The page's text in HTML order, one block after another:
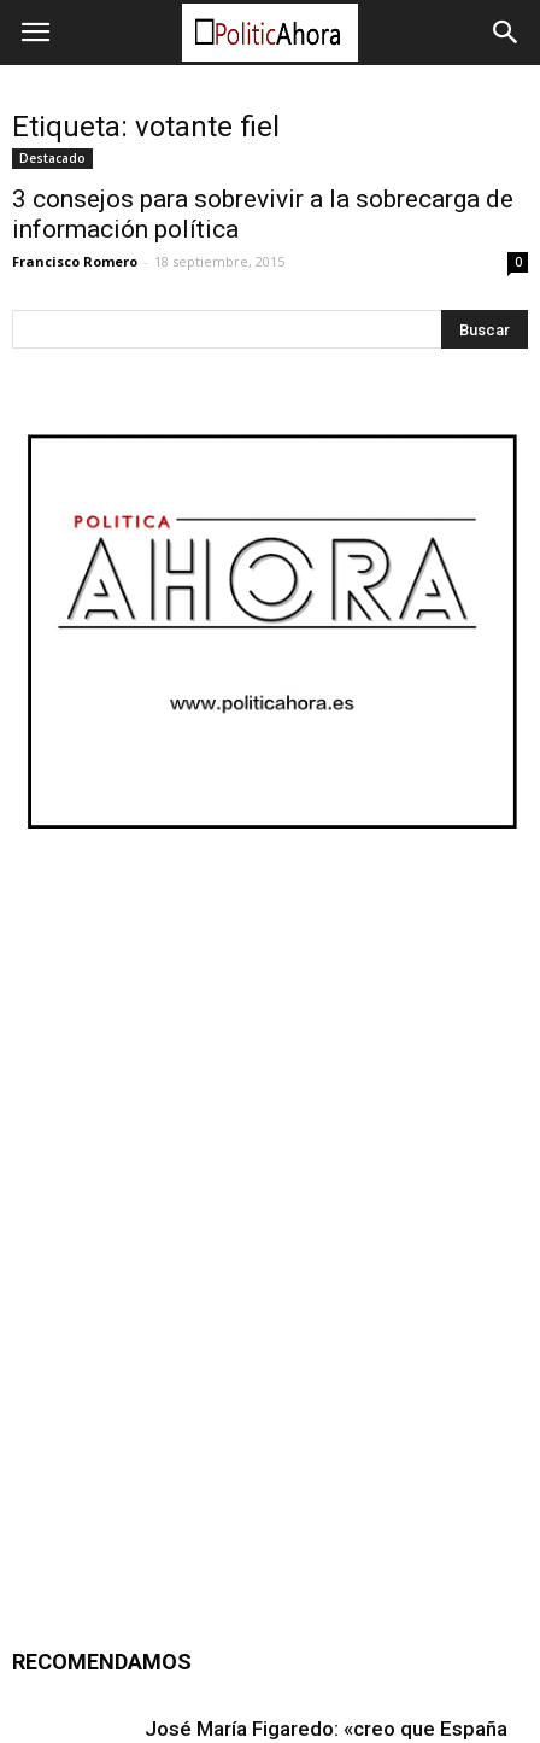
Etiqueta: votante fiel
Destacado
3 consejos para sobrevivir a la sobrecarga de
información política
Francisco Romero - 18 septiembre, 2015 0
RECOMENDAMOS
José María Figaredo: «creo que España